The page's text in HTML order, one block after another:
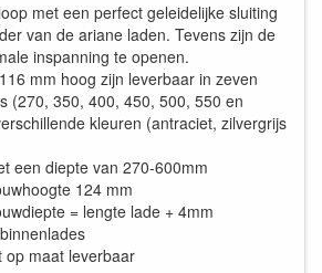
met een perfect geleidelijke sluiting
van de ariane laden. Tevens zijn de
inspanning te openen.
mm hoog zijn leverbaar in zeven
(270, 350, 400, 450, 500, 550 en
kleuren (antraciet, zilvergrijs
een diepte van 270-600mm
124 mm
= lengte lade + 4mm
op maat leverbaar